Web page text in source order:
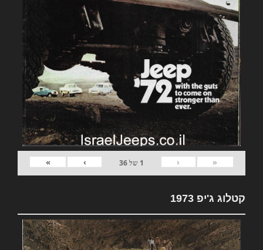
«
‹
1 של36
›
»
קטלוג ג'יפ 1973